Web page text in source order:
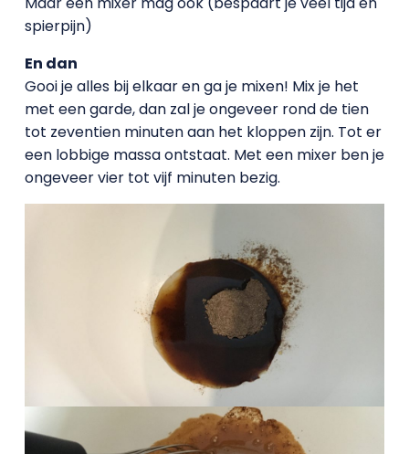
spierpijn)
En dan
Gooi je alles bij elkaar en ga je mixen! Mix je het
met een garde, dan zal je ongeveer rond de tien
tot zeventien minuten aan het kloppen zijn. Tot er
een lobbige massa ontstaat. Met een mixer ben je
ongeveer vier tot vijf minuten bezig.